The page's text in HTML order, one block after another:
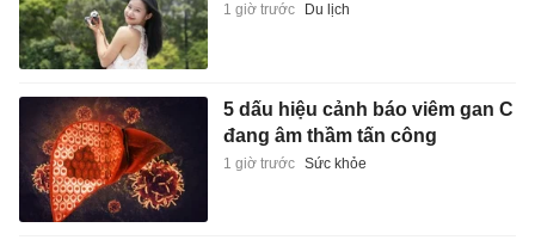
1 giờ trước Du lịch
5 dấu hiệu cảnh báo viêm gan C
đang âm thầm tấn công
1 giờ trước Sức khỏe